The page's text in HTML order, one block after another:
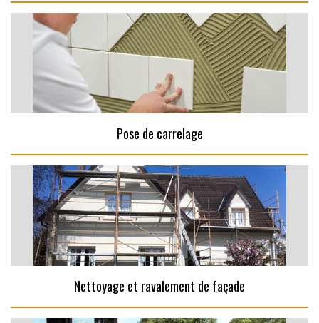
Pose de carrelage
Nettoyage et ravalement de façade